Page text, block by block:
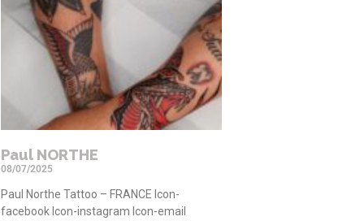
Paul NORTHE
08/07/2025
Paul Northe Tattoo – FRANCE Icon-
facebook Icon-instagram Icon-email